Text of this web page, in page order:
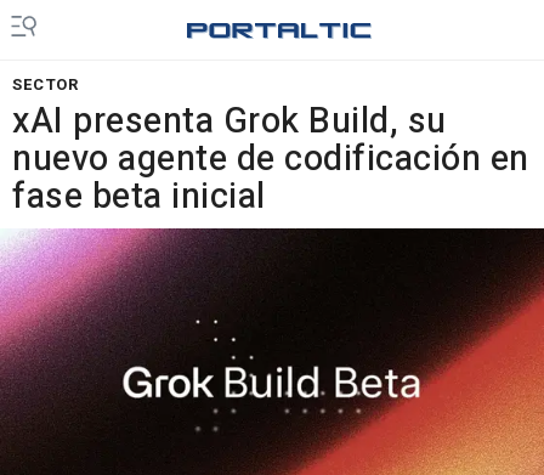
SECTOR
xAI presenta Grok Build, su
nuevo agente de codificación en
fase beta inicial